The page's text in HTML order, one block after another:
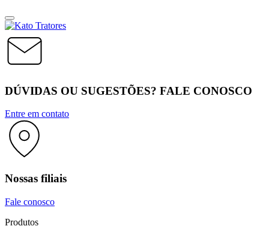
DÚVIDAS OU SUGESTÕES? FALE CONOSCO
Entre em contato
Nossas filiais
Fale conosco
Produtos